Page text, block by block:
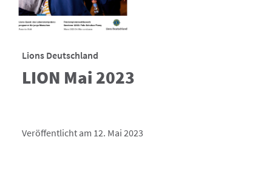
Lions Deutschland
LION Mai 2023
Veröffentlicht am 12. Mai 2023